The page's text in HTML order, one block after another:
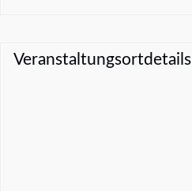
Veranstaltungsortdetails